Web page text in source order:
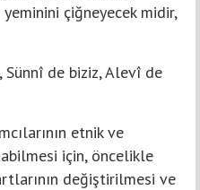
yeminini çiğneyecek midir,
Sünnî de biziz, Alevî de
etnik ve
için, öncelikle
değiştirilmesi ve